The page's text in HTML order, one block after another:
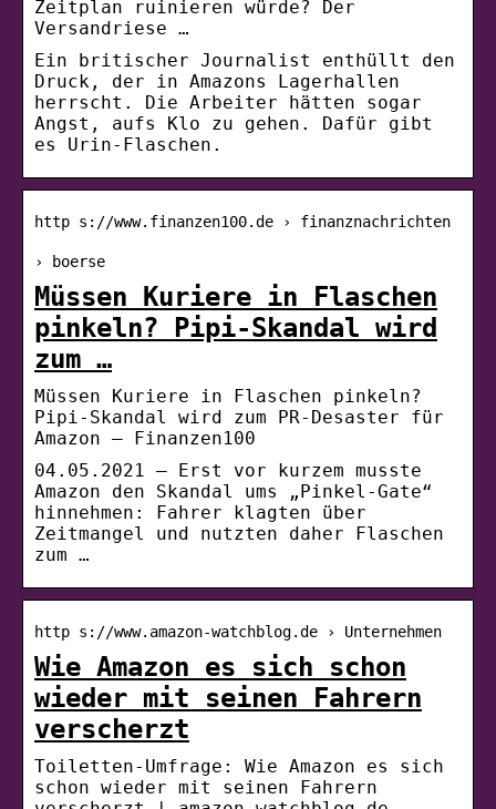
Zeitplan ruinieren würde? Der
Versandriese …
Ein britischer Journalist enthüllt den
Druck, der in Amazons Lagerhallen
herrscht. Die Arbeiter hätten sogar
Angst, aufs Klo zu gehen. Dafür gibt
es Urin-Flaschen.
http s://www.finanzen100.de › finanznachrichten
› boerse
Müssen Kuriere in Flaschen
pinkeln? Pipi-Skandal wird
zum …
Müssen Kuriere in Flaschen pinkeln?
Pipi-Skandal wird zum PR-Desaster für
Amazon – Finanzen100
04.05.2021 — Erst vor kurzem musste
Amazon den Skandal ums „Pinkel-Gate“
hinnehmen: Fahrer klagten über
Zeitmangel und nutzten daher Flaschen
zum …
http s://www.amazon-watchblog.de › Unternehmen
Wie Amazon es sich schon
wieder mit seinen Fahrern
verscherzt
Toiletten-Umfrage: Wie Amazon es sich
schon wieder mit seinen Fahrern